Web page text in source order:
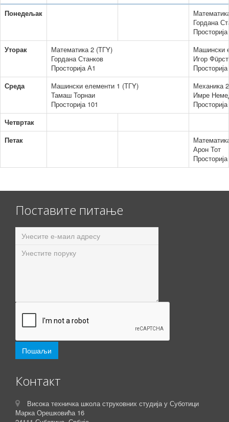
Понедељак
Гордана
Уторак
Математика 2 (ТГY)
Гордана Станков
Просторија А1
Машински
Игор
Среда
Машински елементи 1 (ТГY)
Тамаш Торнаи
Просторија 101
Механика
Имре
Четвртак
Петак
Арон Тот
Поставите питање
Контакт
Висока техничка школа струковних студија у Суботици
Марка Орешковића 16